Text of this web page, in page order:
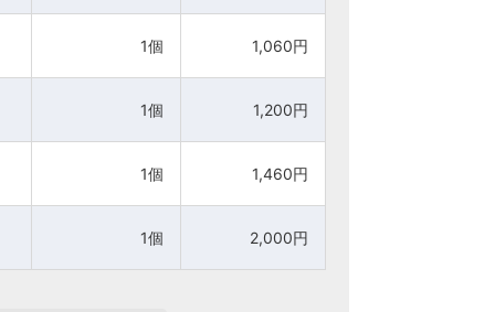
1個 1,060円
1個 1,200円
1個 1,460円
1個 2,000円
1個 1,060円
1個 1,200円
1個 1,460円
1個 2,000円